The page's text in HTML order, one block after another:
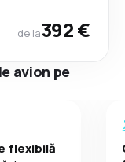
de la392 €
avion pe
flexibilă